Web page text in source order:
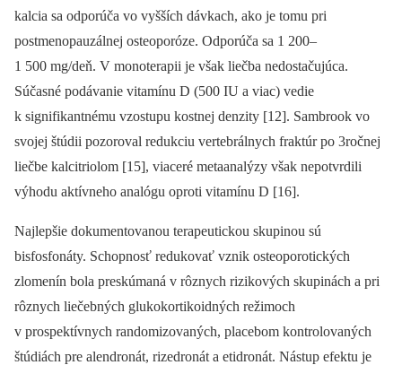
kalcia sa odporúča vo vyšších dávkach, ako je tomu pri
postmenopauzálnej osteoporóze. Odporúča sa 1 200–
1 500 mg/deň. V monoterapii je však liečba nedostačujúca.
Súčasné podávanie vitamínu D (500 IU a viac) vedie
k signifikantnému vzostupu kostnej denzity [12]. Sambrook vo
svojej štúdii pozoroval redukciu vertebrálnych fraktúr po 3ročnej
liečbe kalcitriolom [15], viaceré metaanalýzy však nepotvrdili
výhodu aktívneho analógu oproti vitamínu D [16].
Najlepšie dokumentovanou terapeutickou skupinou sú
bisfosfonáty. Schopnosť redukovať vznik osteoporotických
zlomenín bola preskúmaná v rôznych rizikových skupinách a pri
rôznych liečebných glukokortikoidných režimoch
v prospektívnych randomizovaných, placebom kontrolovaných
štúdiách pre alendronát, rizedronát a etidronát. Nástup efektu je